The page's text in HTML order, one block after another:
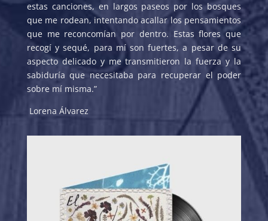
estas canciones, en largos paseos por los bosques
que me rodean, intentando acallar los pensamientos
que me reconcomían por dentro. Estas flores que
recogí y sequé, para mí son fuertes, a pesar de su
aspecto delicado y me transmitieron la fuerza y la
sabiduría que necesitaba para recuperar el poder
sobre mí misma.”
Lorena Álvarez